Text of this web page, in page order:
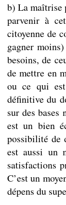
b) La maîtrise
parvenir à
citoyenne de
gagner
besoins, de
de mettre en
ou ce qui
définitive du
sur des
est un bien
possibilité de
est aussi un
satisfactions
C’est un
dépens du